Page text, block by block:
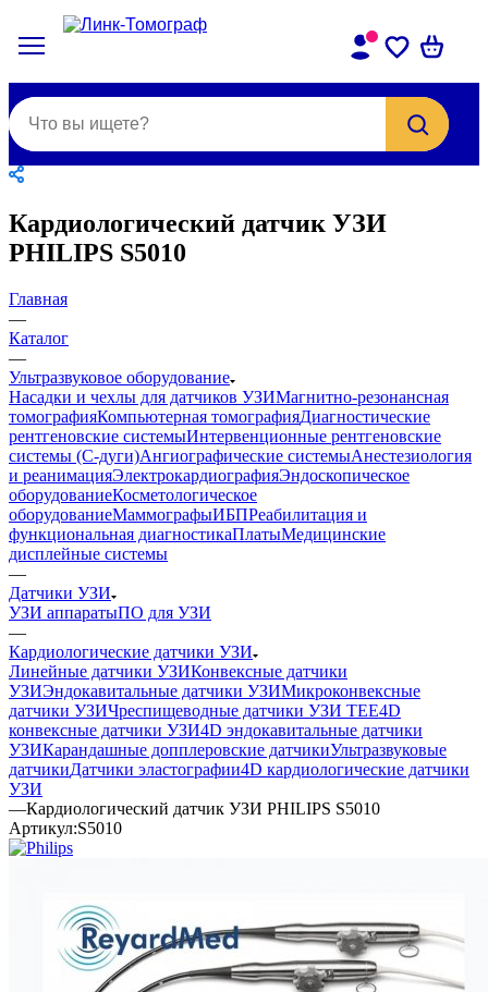
Кардиологический датчик УЗИ
PHILIPS S5010
Главная
—
Каталог
—
Ультразвуковое оборудование
Насадки и чехлы для датчиков УЗИМагнитно-резонансная
томографияКомпьютерная томографияДиагностические
рентгеновские системыИнтервенционные рентгеновские
системы (С-дуги)Ангиографические системыАнестезиология
и реанимацияЭлектрокардиографияЭндоскопическое
оборудованиеКосметологическое
оборудованиеМаммографыИБПРеабилитация и
функциональная диагностикаПлатыМедицинские
дисплейные системы
—
Датчики УЗИ
УЗИ аппаратыПО для УЗИ
—
Кардиологические датчики УЗИ
Линейные датчики УЗИКонвексные датчики
УЗИЭндокавитальные датчики УЗИМикроконвексные
датчики УЗИЧреспищеводные датчики УЗИ TEE4D
конвексные датчики УЗИ4D эндокавитальные датчики
УЗИКарандашные допплеровские датчикиУльтразвуковые
датчикиДатчики эластографии4D кардиологические датчики
УЗИ
—Кардиологический датчик УЗИ PHILIPS S5010
Артикул:S5010